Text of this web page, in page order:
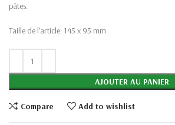
pâtes.
Taille de l’article: 145 x 95 mm
AJOUTER AU PANIER
Compare Add to wishlist